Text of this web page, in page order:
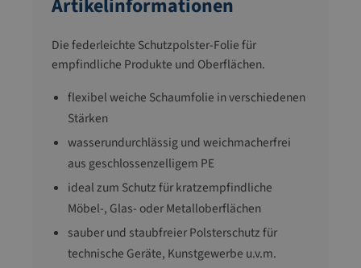
Artikelinformationen
Die federleichte Schutzpolster-Folie für
empfindliche Produkte und Oberflächen.
flexibel weiche Schaumfolie in verschiedenen
Stärken
wasserundurchlässig und weichmacherfrei
aus geschlossenzelligem PE
ideal zum Schutz für kratzempfindliche
Möbel-, Glas- oder Metalloberflächen
sauber und staubfreier Polsterschutz für
technische Geräte, Kunstgewerbe u.v.m.